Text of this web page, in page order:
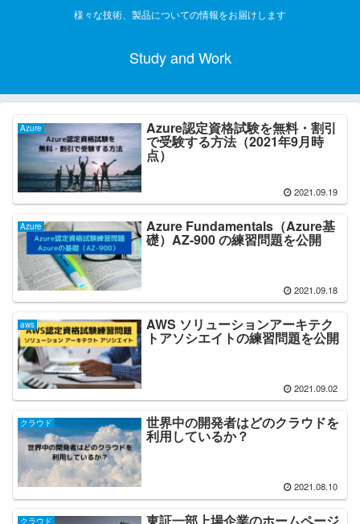
様々な技術、製品についての情報をお届けします
Study and Work
Azure Azure認定資格試験を無料・割引
で受験する方法（2021年9月時
点）
2021.09.19
Azure Azure Fundamentals（Azure基
礎）AZ-900 の練習問題を公開
2021.09.18
aws AWS ソリューションアーキテク
トアソシエイトの練習問題を公開
2021.09.02
クラウド 世界中の開発者はどのクラウドを
利用しているか？
2021.08.10
クラウド